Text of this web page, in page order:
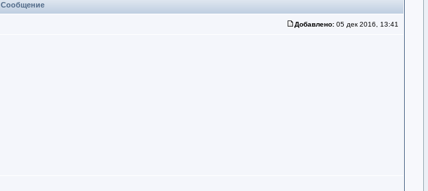
Сообщение
Добавлено: 05 дек 2016, 13:41